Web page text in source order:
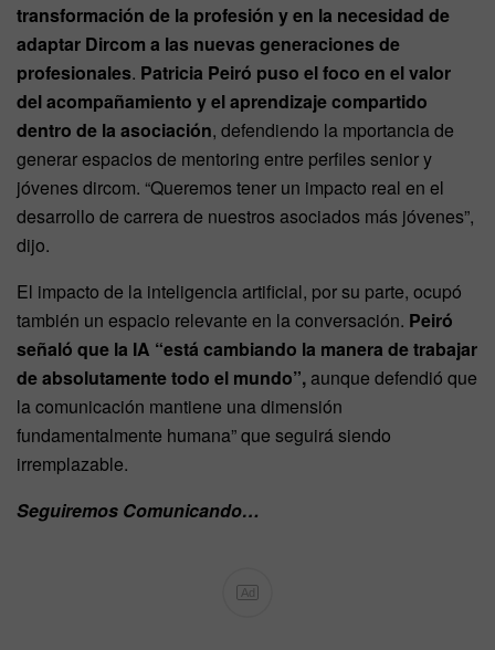
transformación de la profesión y en la necesidad de
adaptar Dircom a las nuevas generaciones de
profesionales. Patricia Peiró puso el foco en el valor
del acompañamiento y el aprendizaje compartido
dentro de la asociación, defendiendo la mportancia de
generar espacios de mentoring entre perfiles senior y
jóvenes dircom. “Queremos tener un impacto real en el
desarrollo de carrera de nuestros asociados más jóvenes”,
dijo.
El impacto de la inteligencia artificial, por su parte, ocupó
también un espacio relevante en la conversación. Peiró
señaló que la IA “está cambiando la manera de trabajar
de absolutamente todo el mundo”,aunque defendió que
la comunicación mantiene una dimensión
fundamentalmente humana” que seguirá siendo
irremplazable.
Seguiremos Comunicando…
Ad